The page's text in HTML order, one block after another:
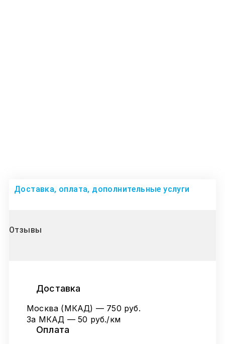
Доставка, оплата, дополнительные услуги
Отзывы
Доставка
Москва (МКАД) — 750 руб.
За МКАД — 50 руб./км
Оплата